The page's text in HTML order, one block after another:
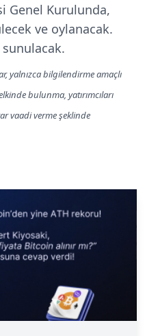
Genel Kurulunda,
ve oylanacak.
yalnızca bilgilendirme amaçlı
bulunma, yatırımcıları
vaadi verme şeklinde